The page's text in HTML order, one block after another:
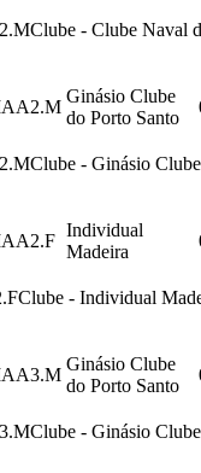
Clube - Clube Naval
Ginásio Clube
do Porto Santo
Clube - Ginásio
Individual
Madeira
Clube - Individual
Ginásio Clube
do Porto Santo
Clube - Ginásio